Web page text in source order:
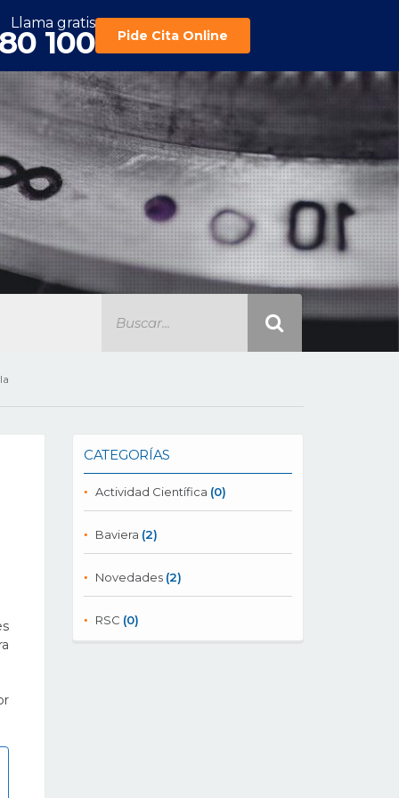
Llama gratis
100 Pide Cita Online
CATEGORÍAS
Actividad Científica (0)
Baviera (2)
Novedades (2)
RSC (0)